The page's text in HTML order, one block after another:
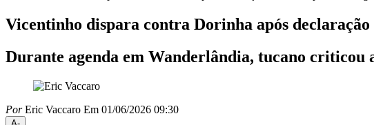
Vicentinho dispara contra Dorinha após
Durante agenda em Wanderlândia, tucano
PorEric Vaccaro Em 01/06/2026 09:30